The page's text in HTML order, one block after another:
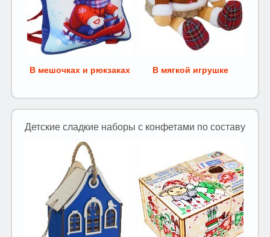
В мешочках и рюкзаках В мягкой игрушке
Детские сладкие наборы с конфетами по составу